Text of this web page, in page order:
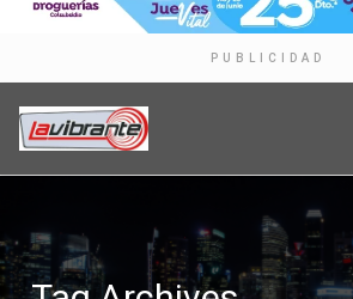
PUBLICIDAD